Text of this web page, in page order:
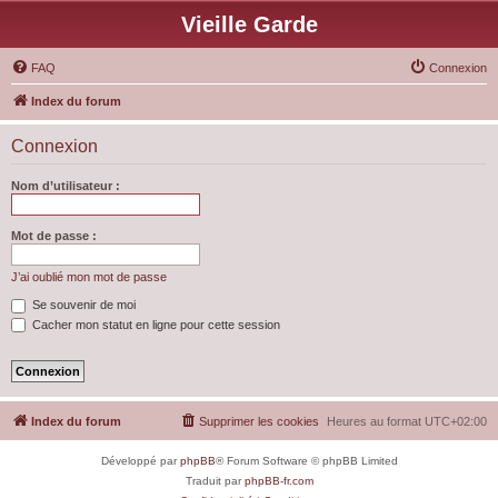
Vieille Garde
FAQ Connexion
Index du forum
Connexion
Nom d’utilisateur :
Mot de passe :
J’ai oublié mon mot de passe
Se souvenir de moi
Cacher mon statut en ligne pour cette session
Index du forum Heures au format UTC+02:00
Supprimer les cookies
Développé parphpBB® Forum Software © phpBB Limited
Traduit parphpBB-fr.com